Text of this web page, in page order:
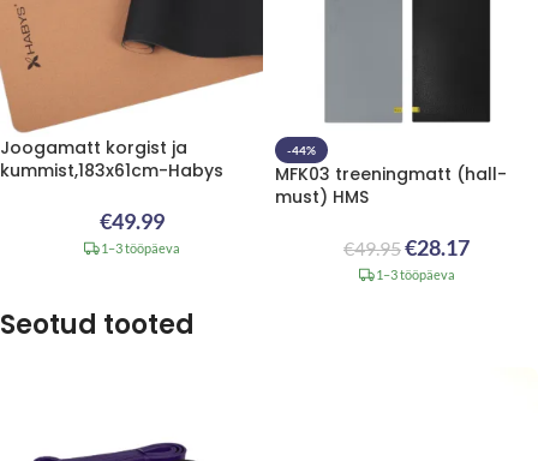
Joogamatt korgist ja
kummist,183x61cm-Habys
€49.99
1–3 tööpäeva
-44%
MFK03 treeningmatt (hall-
must) HMS
€49.95€28.17
1–3 tööpäeva
Seotud tooted